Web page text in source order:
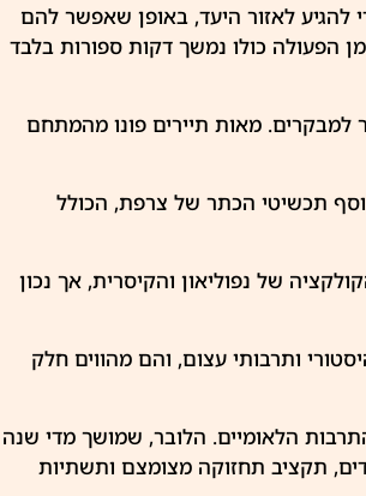
לאזור היעד, באופן שאפשר להם
הפעולה כולו נמשך דקות ספורות בלבד
למבקרים. מאות תיירים פונו מהמתחם
תכשיטי הכתר של צרפת, הכולל
של נפוליאון והקיסרית, אך נכון
ותרבותי עצום, והם מהווים חלק
הלאומיים. הלובר, שמושך מדי שנה
תקציב תחזוקה מצומצם ותשתיות